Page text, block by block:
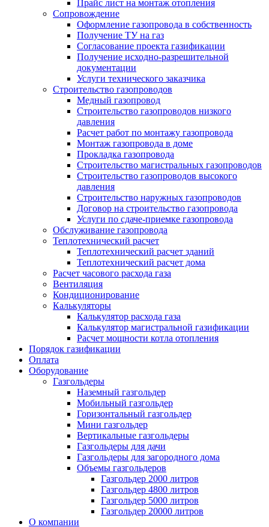
Прайс лист на монтаж отопления
Сопровождение
Оформление газопровода в собственность
Получение ТУ на газ
Согласование проекта газификации
Получение исходно-разрешительной
документации
Услуги технического заказчика
Строительство газопроводов
Медный газопровод
Строительство газопроводов низкого
давления
Расчет работ по монтажу газопровода
Монтаж газопровода в доме
Прокладка газопровода
Строительство магистральных газопроводов
Строительство газопроводов высокого
давления
Строительство наружных газопроводов
Договор на строительство газопровода
Услуги по сдаче-приемке газопровода
Обслуживание газопровода
Теплотехнический расчет
Теплотехнический расчет зданий
Теплотехнический расчет дома
Расчет часового расхода газа
Вентиляция
Кондиционирование
Калькуляторы
Калькулятор расхода газа
Калькулятор магистральной газификации
Расчет мощности котла отопления
Порядок газификации
Оплата
Оборудование
Газгольдеры
Наземный газгольдер
Мобильный газгольдер
Горизонтальный газгольдер
Мини газгольдер
Вертикальные газгольдеры
Газгольдеры для дачи
Газгольдеры для загородного дома
Объемы газгольдеров
Газгольдер 2000 литров
Газгольдер 4800 литров
Газгольдер 5000 литров
Газгольдер 20000 литров
О компании